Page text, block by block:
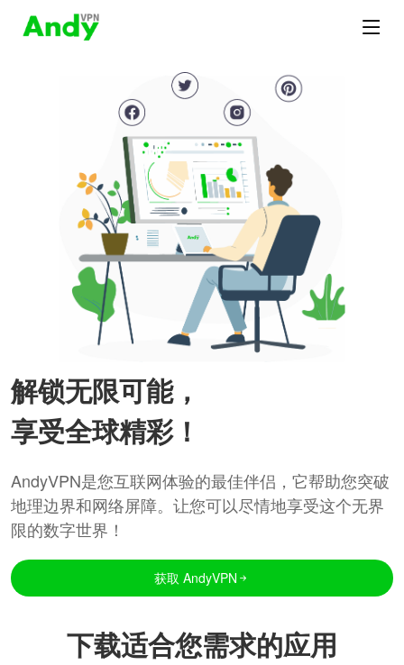
解锁无限可能，
享受全球精彩！
AndyVPN是您互联网体验的最佳伴侣，它帮助您突破
地理边界和网络屏障。让您可以尽情地享受这个无界
限的数字世界！
获取 AndyVPN
下载适合您需求的应用